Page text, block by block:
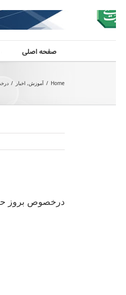
صفحه اصلی
Home
/ آموزش, اخبار /
Image
درخصوص بروز